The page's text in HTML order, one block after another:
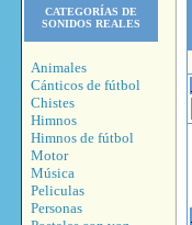
CATEGORÍAS DE
SONIDOS REALES
Animales
Cánticos de fútbol
Chistes
Himnos
Himnos de fútbol
Motor
Música
Peliculas
Personas